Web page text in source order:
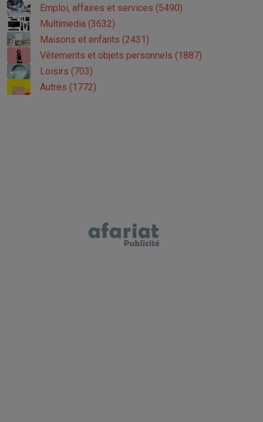
Emploi, affaires et services (5490)
Multimedia (3632)
Maisons et enfants (2431)
Vêtements et objets personnels (1887)
Loisirs (703)
Autres (1772)